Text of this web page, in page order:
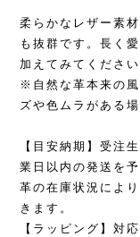
柔らかなレザー素
も抜群です。長く
加えてみてください
※自然な革本来の
ズや色ムラがある
【目安納期】受注
業日以内の発送を
革の在庫状況によ
きます。
【ラッピング】対